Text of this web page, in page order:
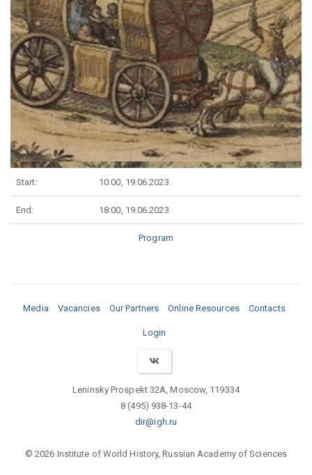
Start: 10:00, 19.06.2023
End: 18:00, 19.06.2023
Program
Media Vacancies Our Partners Online Resources Contacts
Login
Leninsky Prospekt 32A, Moscow, 119334
8 (495) 938-13-44
dir@igh.ru
© 2026 Institute of World History, Russian Academy of Sciences